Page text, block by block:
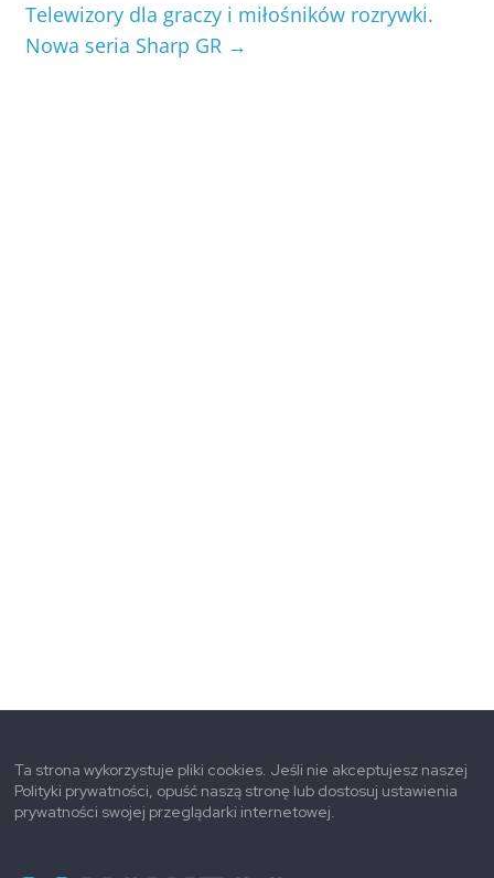
Telewizory dla graczy i miłośników rozrywki.
Nowa seria Sharp GR →
Ta strona wykorzystuje pliki cookies. Jeśli nie akceptujesz naszej
Polityki prywatności, opuść naszą stronę lub dostosuj ustawienia
prywatności swojej przeglądarki internetowej.